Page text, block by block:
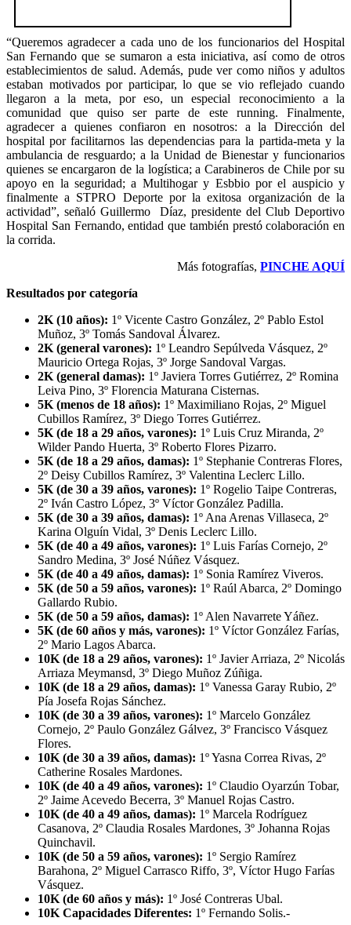
“Queremos agradecer a cada uno de los funcionarios del Hospital
San Fernando que se sumaron a esta iniciativa, así como de otros
establecimientos de salud. Además, pude ver como niños y adultos
estaban motivados por participar, lo que se vio reflejado cuando
llegaron a la meta, por eso, un especial reconocimiento a la
comunidad que quiso ser parte de este running. Finalmente,
agradecer a quienes confiaron en nosotros: a la Dirección del
hospital por facilitarnos las dependencias para la partida-meta y la
ambulancia de resguardo; a la Unidad de Bienestar y funcionarios
quienes se encargaron de la logística; a Carabineros de Chile por su
apoyo en la seguridad; a Multihogar y Esbbio por el auspicio y
finalmente a STPRO Deporte por la exitosa organización de la
actividad”, señaló Guillermo Díaz, presidente del Club Deportivo
Hospital San Fernando, entidad que también prestó colaboración en
la corrida.
Más fotografías, PINCHE AQUÍ
Resultados por categoría
2K (10 años): 1º Vicente Castro González, 2º Pablo Estol
Muñoz, 3º Tomás Sandoval Álvarez.
2K (general varones): 1º Leandro Sepúlveda Vásquez, 2º
Mauricio Ortega Rojas, 3º Jorge Sandoval Vargas.
2K (general damas): 1º Javiera Torres Gutiérrez, 2º Romina
Leiva Pino, 3º Florencia Maturana Cisternas.
5K (menos de 18 años): 1º Maximiliano Rojas, 2º Miguel
Cubillos Ramírez, 3º Diego Torres Gutiérrez.
5K (de 18 a 29 años, varones): 1º Luis Cruz Miranda, 2º
Wilder Pando Huerta, 3º Roberto Flores Pizarro.
5K (de 18 a 29 años, damas): 1º Stephanie Contreras Flores,
2º Deisy Cubillos Ramírez, 3º Valentina Leclerc Lillo.
5K (de 30 a 39 años, varones): 1º Rogelio Taipe Contreras,
2º Iván Castro López, 3º Víctor González Padilla.
5K (de 30 a 39 años, damas): 1º Ana Arenas Villaseca, 2º
Karina Olguín Vidal, 3º Denis Leclerc Lillo.
5K (de 40 a 49 años, varones): 1º Luis Farías Cornejo, 2º
Sandro Medina, 3º José Núñez Vásquez.
5K (de 40 a 49 años, damas): 1º Sonia Ramírez Viveros.
5K (de 50 a 59 años, varones): 1º Raúl Abarca, 2º Domingo
Gallardo Rubio.
5K (de 50 a 59 años, damas): 1º Alen Navarrete Yáñez.
5K (de 60 años y más, varones): 1º Víctor González Farías,
2º Mario Lagos Abarca.
10K (de 18 a 29 años, varones): 1º Javier Arriaza, 2º Nicolás
Arriaza Meymansd, 3º Diego Muñoz Zúñiga.
10K (de 18 a 29 años, damas): 1º Vanessa Garay Rubio, 2º
Pía Josefa Rojas Sánchez.
10K (de 30 a 39 años, varones): 1º Marcelo González
Cornejo, 2º Paulo González Gálvez, 3º Francisco Vásquez
Flores.
10K (de 30 a 39 años, damas): 1º Yasna Correa Rivas, 2º
Catherine Rosales Mardones.
10K (de 40 a 49 años, varones): 1º Claudio Oyarzún Tobar,
2º Jaime Acevedo Becerra, 3º Manuel Rojas Castro.
10K (de 40 a 49 años, damas): 1º Marcela Rodríguez
Casanova, 2º Claudia Rosales Mardones, 3º Johanna Rojas
Quinchavil.
10K (de 50 a 59 años, varones): 1º Sergio Ramírez
Barahona, 2º Miguel Carrasco Riffo, 3º, Víctor Hugo Farías
Vásquez.
10K (de 60 años y más): 1º José Contreras Ubal.
10K Capacidades Diferentes: 1º Fernando Solis.-